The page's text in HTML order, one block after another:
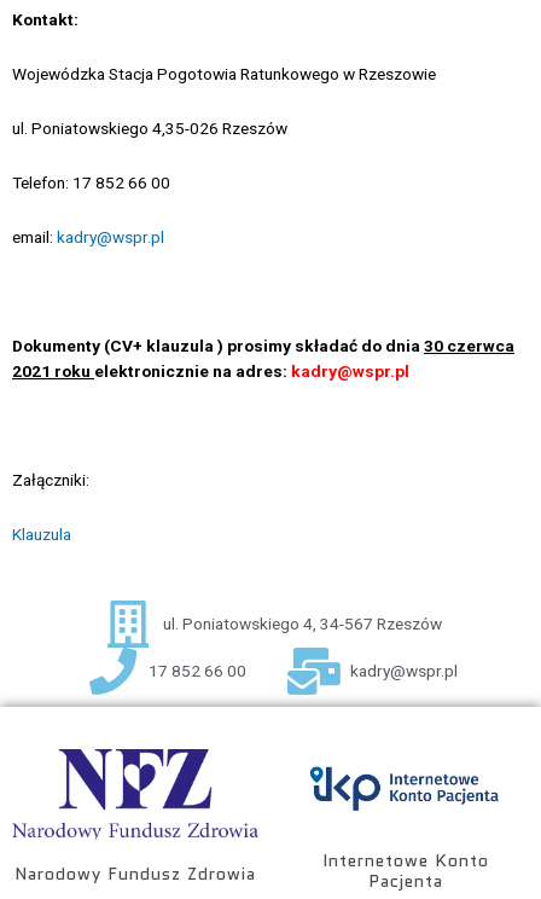
Kontakt:
Wojewódzka Stacja Pogotowia Ratunkowego w Rzeszowie
ul. Poniatowskiego 4,35-026 Rzeszów
Telefon: 17 852 66 00
email: kadry@wspr.pl
Dokumenty (CV+ klauzula ) prosimy składać do dnia 30 czerwca
2021 roku elektronicznie na adres: kadry@wspr.pl
Załączniki:
Klauzula
ul. Poniatowskiego 4, 34-567 Rzeszów
17 852 66 00 kadry@wspr.pl
Narodowy Fundusz Zdrowia
Internetowe Konto
Pacjenta